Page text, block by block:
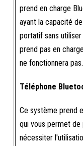
prend en charge
ayant la capacité
portatif sans
prend pas en
ne fonctionnera pas.
Téléphone
Ce système prend
qui vous permet de
nécessiter